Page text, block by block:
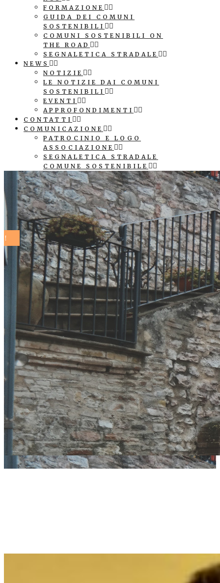
FORMAZIONE
GUIDA DEI COMUNI
SOSTENIBILI
COMUNI SOSTENIBILI ON
THE ROAD
SEGNALETICA STRADALE
NEWS
NOTIZIE
LE NOTIZIE DAI COMUNI
SOSTENIBILI
EVENTI
APPROFONDIMENTI
CONTATTI
COMUNICAZIONE
PATROCINIO E LOGO
ASSOCIAZIONE
SEGNALETICA STRADALE
COMUNE SOSTENIBILE
CUBI AGENDA 2030
COMUNI SOSTENIBILI ON
THE ROAD